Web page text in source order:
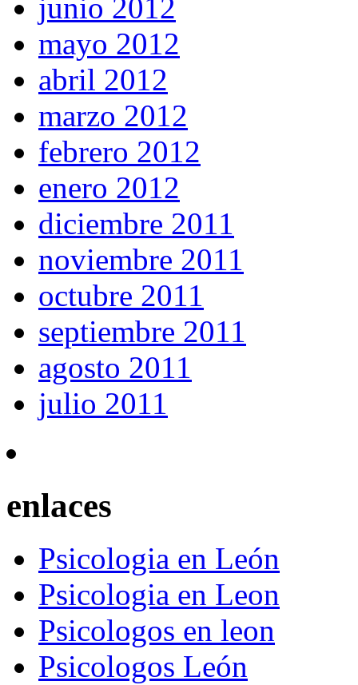
junio 2012
mayo 2012
abril 2012
marzo 2012
febrero 2012
enero 2012
diciembre 2011
noviembre 2011
octubre 2011
septiembre 2011
agosto 2011
julio 2011
enlaces
Psicologia en León
Psicologia en Leon
Psicologos en leon
Psicologos León